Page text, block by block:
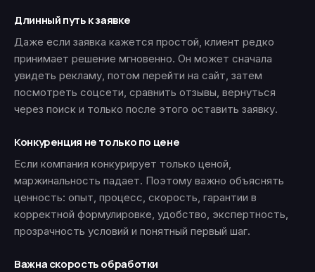
Длинный путь к заявке
Даже если заявка кажется простой, клиент редко
принимает решение мгновенно. Он может сначала
увидеть рекламу, потом перейти на сайт, затем
посмотреть соцсети, сравнить отзывы, вернуться
через поиск и только после этого оставить заявку.
Конкуренция не только по цене
Если компания конкурирует только ценой,
маржинальность падает. Поэтому важно объяснять
ценность: опыт, процесс, скорость, гарантии в
корректной формулировке, удобство, экспертность,
прозрачность условий и понятный первый шаг.
Важна скорость обработки